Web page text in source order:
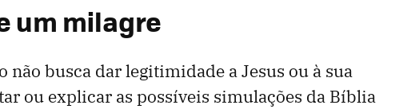
um milagre
busca dar legitimidade a Jesus ou à sua
ou explicar as possíveis simulações da Bíblia